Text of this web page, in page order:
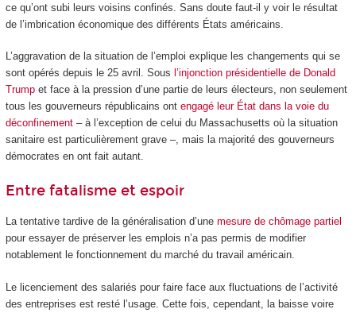
ce qu’ont subi leurs voisins confinés. Sans doute faut-il y voir le résultat
de l’imbrication économique des différents États américains.
L’aggravation de la situation de l’emploi explique les changements qui se
sont opérés depuis le 25 avril. Sous l’injonction présidentielle de Donald
Trumpet face à la pression d’une partie de leurs électeurs, non seulement
tous les gouverneurs républicains ont engagé leur État dans la voie du
déconfinement– à l’exception de celui du Massachusetts où la situation
sanitaire est particulièrement grave –, mais la majorité des gouverneurs
démocrates en ont fait autant.
Entre fatalisme et espoir
La tentative tardive de la généralisation d’une mesure de chômage partiel
pour essayer de préserver les emplois n’a pas permis de modifier
notablement le fonctionnement du marché du travail américain.
Le licenciement des salariés pour faire face aux fluctuations de l’activité
des entreprises est resté l’usage. Cette fois, cependant, la baisse voire